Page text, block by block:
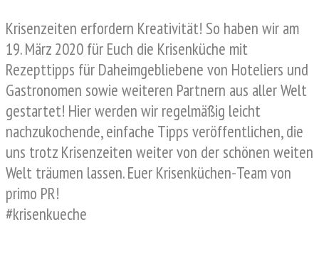
Krisenzeiten erfordern Kreativität! So haben wir am
19. März 2020 für Euch die Krisenküche mit
Rezepttipps für Daheimgebliebene von Hoteliers und
Gastronomen sowie weiteren Partnern aus aller Welt
gestartet! Hier werden wir regelmäßig leicht
nachzukochende, einfache Tipps veröffentlichen, die
uns trotz Krisenzeiten weiter von der schönen weiten
Welt träumen lassen. Euer Krisenküchen-Team von
primo PR!
#krisenkueche